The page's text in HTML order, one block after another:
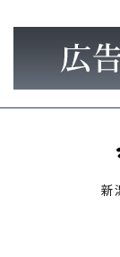
ブ
新